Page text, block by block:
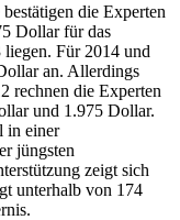
die Experten
Dollar für das
Für 2014 und
an. Allerdings
rechnen die Experten
und 1.975 Dollar.
in einer
jüngsten
zeigt sich
unterhalb von 174